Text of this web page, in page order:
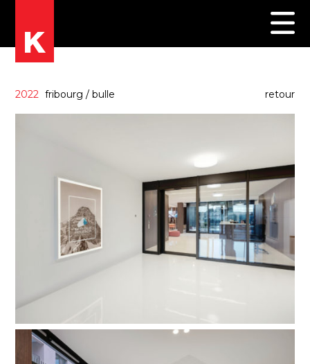
2022 fribourg / bulle retour